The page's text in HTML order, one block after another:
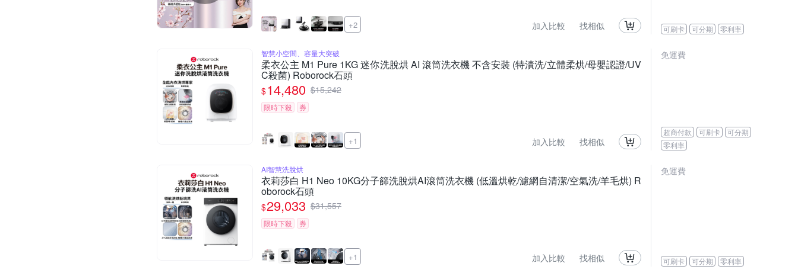
+2 加入比較 找相似 可刷卡 可分期 零利率
智慧小空間、容量大突破
柔衣公主 M1 Pure 1KG 迷你洗脫烘 AI 滾筒洗衣機 不含安裝 (特漬洗/立體柔烘/母嬰認證/UV
C殺菌) Roborock石頭
$14,480 $15,242
限時下殺 券
+1 加入比較 找相似
免運費
超商付款 可刷卡
可分期
零利率
AI智慧洗脫烘
衣莉莎白 H1 Neo 10KG分子篩洗脫烘AI滾筒洗衣機 (低溫烘乾/濾網自清潔/空氣洗/羊毛烘) R
oborock石頭
$29,033 $31,557
限時下殺 券
+1 加入比較 找相似
免運費
可刷卡 可分期 零利率